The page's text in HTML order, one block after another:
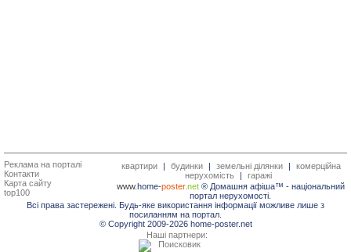
Реклама на порталі
Контакти
Карта сайту
top100
квартири | будинки | земельні ділянки |
комерційна
нерухомість
|
гаражі
www.home-poster.net® Домашня афіша™ - національний
портал нерухомості.
Всі права застережені. Будь-яке використання інформації можливе лише з
посиланням на портал.
© Copyright 2009-2026 home-poster.net
Наші партнери: